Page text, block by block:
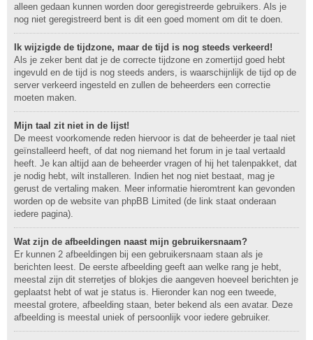
alleen gedaan kunnen worden door geregistreerde gebruikers. Als je
nog niet geregistreerd bent is dit een goed moment om dit te doen.
Ik wijzigde de tijdzone, maar de tijd is nog steeds verkeerd!
Als je zeker bent dat je de correcte tijdzone en zomertijd goed hebt
ingevuld en de tijd is nog steeds anders, is waarschijnlijk de tijd op de
server verkeerd ingesteld en zullen de beheerders een correctie
moeten maken.
Mijn taal zit niet in de lijst!
De meest voorkomende reden hiervoor is dat de beheerder je taal niet
geïnstalleerd heeft, of dat nog niemand het forum in je taal vertaald
heeft. Je kan altijd aan de beheerder vragen of hij het talenpakket, dat
je nodig hebt, wilt installeren. Indien het nog niet bestaat, mag je
gerust de vertaling maken. Meer informatie hieromtrent kan gevonden
worden op de website van phpBB Limited (de link staat onderaan
iedere pagina).
Wat zijn de afbeeldingen naast mijn gebruikersnaam?
Er kunnen 2 afbeeldingen bij een gebruikersnaam staan als je
berichten leest. De eerste afbeelding geeft aan welke rang je hebt,
meestal zijn dit sterretjes of blokjes die aangeven hoeveel berichten je
geplaatst hebt of wat je status is. Hieronder kan nog een tweede,
meestal grotere, afbeelding staan, beter bekend als een avatar. Deze
afbeelding is meestal uniek of persoonlijk voor iedere gebruiker.